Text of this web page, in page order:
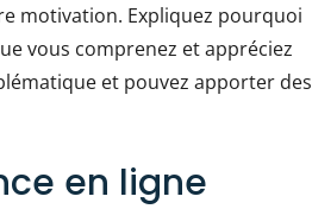
motivation. Expliquez pourquoi
vous comprenez et appréciez
et pouvez apporter des
en ligne